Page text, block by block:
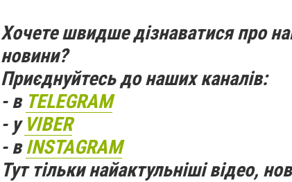
Хочете швидше дізнаватися про
новини?
Приєднуйтесь до наших каналів:
- в TELEGRAM
- у VIBER
- вINSTAGRAM
Тут тільки найактульніші відео,